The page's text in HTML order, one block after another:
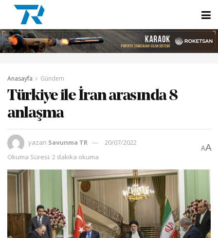
Anasayfa Gündem
Türkiye ile İran arasında 8
anlaşma
yazan Savunma TR
20/07/2022
Okuma Süresi: 2 dakika okuma
AA